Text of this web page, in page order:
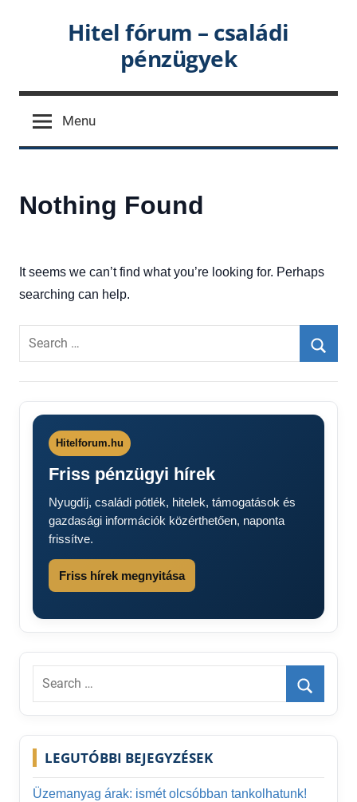
Hitel fórum – családi
pénzügyek
Menu
Nothing Found
It seems we can’t find what you’re looking for. Perhaps
searching can help.
Search
Hitelforum.hu
Friss pénzügyi hírek
Nyugdíj, családi pótlék, hitelek, támogatások és
gazdasági információk közérthetően, naponta
frissítve.
Friss hírek megnyitása
Search
Search
LEGUTÓBBI BEJEGYZÉSEK
Üzemanyag árak: ismét olcsóbban tankolhatunk!